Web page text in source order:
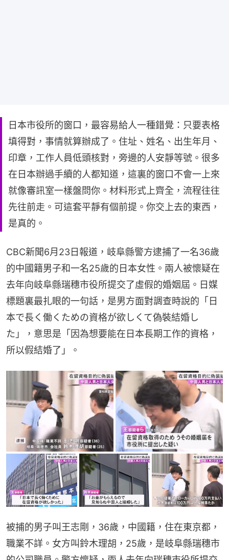
日本市役所的窗口，最容易給人一種錯覺：只要表格
填得對，事情就算辦成了。住址、姓名、出生年月、
印章，工作人員低頭核對，旁邊的人安靜等號。很多
在日本辦過手續的人都知道，這裏的窗口不會一上來
就像審訊室一樣盤問你。材料形式上齊全，流程往往
先往前走。可這套平靜有個前提。你交上去的東西，
是真的。
CBC新聞6月23日報道，岐阜縣警方逮捕了一名36歲
的中國籍男子和一名25歲的日本女性。兩人被懷疑在
去年向岐阜縣瑞穗市役所提交了虛假的婚姻屆。日媒
標題裏最扎眼的一句話，是男方面對調查時說的「日
本で長く働くための資格が欲しくて偽裝結婚し
た」，意思是「因為想要能在日本長期工作的資格，
所以假結婚了」。
被捕的男子叫王志剛，36歲，中國籍，住在東京都，
職業不詳。女方叫鈴木理胡，25歲，是岐阜縣瑞穗市